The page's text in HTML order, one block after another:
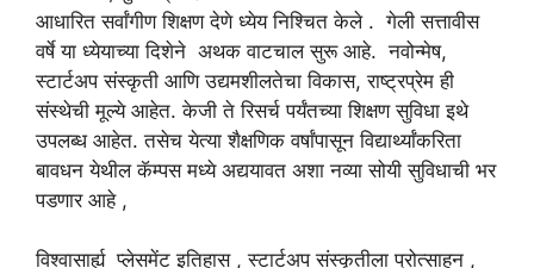
आधारित सर्वांगीण शिक्षण देणे ध्येय निश्चित केले . गेली सत्तावीस
वर्षे या ध्येयाच्या दिशेने अथक वाटचाल सुरू आहे. नवोन्मेष,
स्टार्टअप संस्कृती आणि उद्यमशीलतेचा विकास, राष्ट्रप्रेम ही
संस्थेची मूल्ये आहेत. केजी ते रिसर्च पर्यंतच्या शिक्षण सुविधा इथे
उपलब्ध आहेत. तसेच येत्या शैक्षणिक वर्षांपासून विद्यार्थ्यांकरिता
बावधन येथील कॅम्पस मध्ये अद्ययावत अशा नव्या सोयी सुविधाची भर
पडणार आहे ,
विश्वासार्ह्य प्लेसमेंट इतिहास , स्टार्टअप संस्कृतीला प्रोत्साहन ,